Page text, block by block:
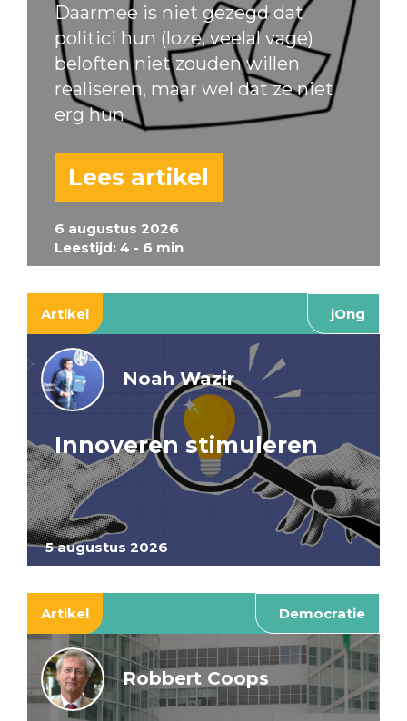
6 augustus 2026
Leestijd: 4 - 6 min
Daarmee is niet gezegd dat
politici hun (loze, veelal vage)
beloften niet zouden willen
realiseren, maar wel dat ze niet
erg hun
Lees artikel
Artikel jOng
5 augustus 2026
Noah Wazir
Innoveren stimuleren
Artikel Democratie
Robbert Coops